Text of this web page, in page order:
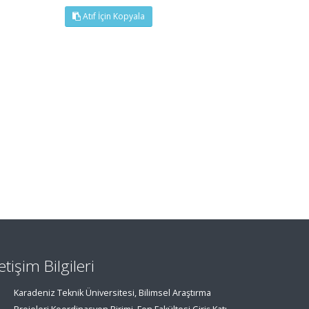
Atıf İçin Kopyala
Bilgileri
Karadeniz Teknik Üniversitesi, Bilimsel Araştırma